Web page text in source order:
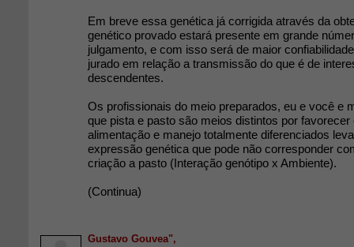
Em breve essa genética já corrigida através da
genético provado estará presente em grande
julgamento, e com isso será de maior
jurado em relação a transmissão do que é de
descendentes.
Os profissionais do meio preparados, eu e você e
que pista e pasto são meios distintos por
alimentação e manejo totalmente diferenciados
expressão genética que pode não corresponder
criação a pasto (Interação genótipo x Ambiente).
(Continua)
Gustavo Gouvea",